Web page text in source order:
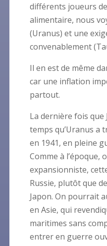
différents joueurs
alimentaire, nous
(Uranus) et une
convenablement
Il en est de même
car une inflation
partout.
La dernière fois que
temps qu’Uranus a
en 1941, en pleine
Comme à l’époque,
expansionniste,
Russie, plutôt que
Japon. On pourrait
en Asie, qui
maritimes sans
entrer en guerre